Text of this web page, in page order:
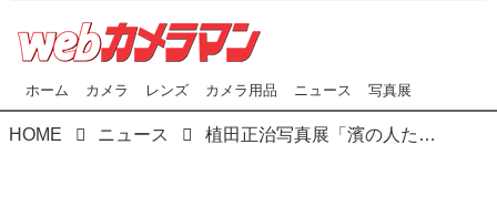
ホーム カメラ レンズ カメラ用品 ニュース 写真展
HOME ニュース 植田正治写真展「濱の人たち」 ライカギャラリー東京